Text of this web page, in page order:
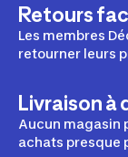
Retours
Les membres
retourner leurs
Livraison à
Aucun magasin
achats presque